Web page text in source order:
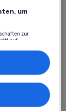
um
zur
auf
von Inhalten,
von